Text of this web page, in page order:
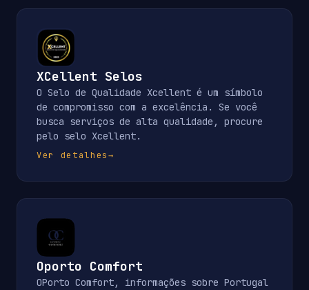
XCellent Selos
O Selo de Qualidade Xcellent é um símbolo
de compromisso com a excelência. Se você
busca serviços de alta qualidade, procure
pelo selo Xcellent.
Ver detalhes→
Oporto Comfort
OPorto Comfort, informações sobre Portugal